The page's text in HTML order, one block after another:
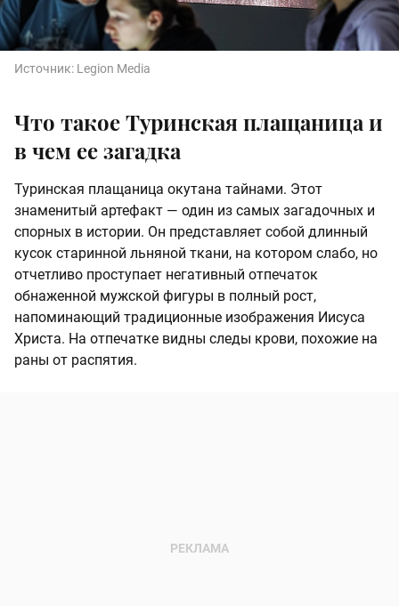
Источник: Legion Media
Что такое Туринская плащаница и
в чем ее загадка
Туринская плащаница окутана тайнами. Этот
знаменитый артефакт — один из самых загадочных и
спорных в истории. Он представляет собой длинный
кусок старинной льняной ткани, на котором слабо, но
отчетливо проступает негативный отпечаток
обнаженной мужской фигуры в полный рост,
напоминающий традиционные изображения Иисуса
Христа. На отпечатке видны следы крови, похожие на
раны от распятия.